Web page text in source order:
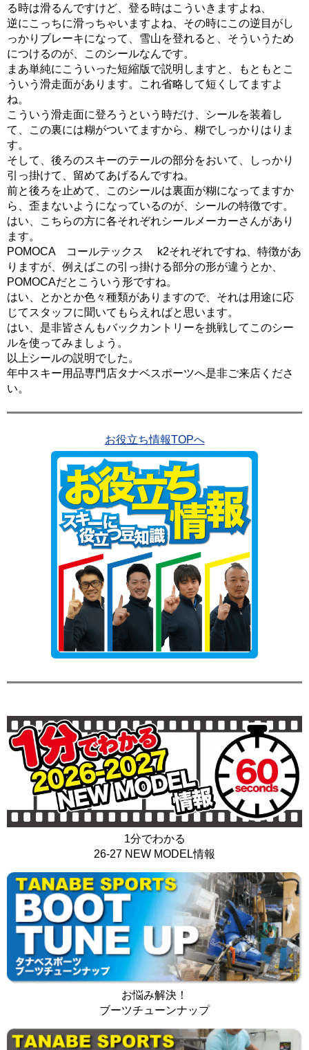
る時は滑るんですけど、登る時はこういきますよね、
逆にこっちに滑っちゃいますよね、その時にこの逆目がし
っかりブレーキになって、雪山を登れると、そういうため
につけるのが、このシールなんです。
まあ単純にこういった短縮版で説明しますと、もともとこ
ういう滑走面があります。これ省略して短くしてますよ
ね。
こういう滑走面に登ろうという時だけ、シールを装着し
て、この裏には糊がついてますから、糊でしっかりはりま
す。
そして、後ろのスキーのテールの部分をおいて、しっかり
引っ掛けて、留めてあげるんですね。
前と後ろを止めて、このシールは裏面が糊になってますか
ら、歪まないようになっているのが、シールの特徴です。
はい、こちらの方に各それぞれシールメーカーさんがあり
ます。
POMOCA コールテックス k2それぞれですね、特徴があ
りますが、例えばこの引っ掛ける部分の形が違うとか、
POMOCAだとこういう形ですね。
はい、とかとか色々種類がありますので、それは用途に応
じてスタッフに聞いてもらえればと思います。
はい、是非皆さんもバックカントリーを挑戦してこのシー
ルを使ってみましょう。
以上シールの説明でした。
年中スキー用品専門店タナベスポーツへ是非ご来店くださ
い。
お役立ち情報TOPへ
1分でわかる
26-27 NEW MODEL情報
お悩み解決！
ブーツチューンナップ